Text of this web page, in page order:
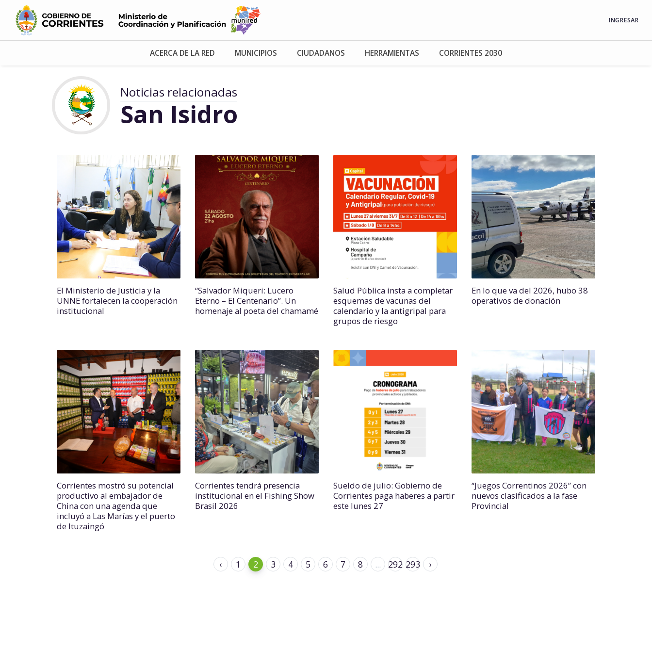
INGRESAR
ACERCA DE LA RED MUNICIPIOS CIUDADANOS HERRAMIENTAS CORRIENTES 2030
Noticias relacionadas
San Isidro
El Ministerio de Justicia y la
UNNE fortalecen la cooperación
institucional
“Salvador Miqueri: Lucero
Eterno – El Centenario”. Un
homenaje al poeta del chamamé
Salud Pública insta a completar
esquemas de vacunas del
calendario y la antigripal para
grupos de riesgo
En lo que va del 2026, hubo 38
operativos de donación
Corrientes mostró su potencial
productivo al embajador de
China con una agenda que
incluyó a Las Marías y el puerto
de Ituzaingó
Corrientes tendrá presencia
institucional en el Fishing Show
Brasil 2026
Sueldo de julio: Gobierno de
Corrientes paga haberes a partir
este lunes 27
“Juegos Correntinos 2026” con
nuevos clasificados a la fase
Provincial
‹ 1 2 3 4 5 6 7 8 ... 292 293 ›